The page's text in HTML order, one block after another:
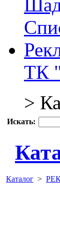
ТК
>
Искать:
Каталог >